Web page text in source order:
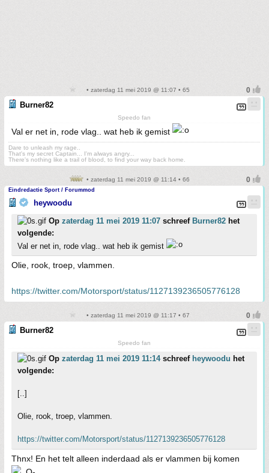
• zaterdag 11 mei 2019 @ 11:07 • 65
Burner82
Speedo fan
Val er net in, rode vlag.. wat heb ik gemist
Dare to unleash my rage..
That's my secret Captain... I'm always angry...
There's nothing like a trail of blood, to find your way back home.
• zaterdag 11 mei 2019 @ 11:14 • 66
Eindredactie Sport / Forummod
heywoodu
Op zaterdag 11 mei 2019 11:07 schreef Burner82 het
volgende:
Val er net in, rode vlag.. wat heb ik gemist
Olie, rook, troep, vlammen.
https://twitter.com/Motorsport/status/1127139236505776128
• zaterdag 11 mei 2019 @ 11:17 • 67
Burner82
Speedo fan
Op zaterdag 11 mei 2019 11:14schreef heywoodu het
volgende:
[..]
Olie, rook, troep, vlammen.
https://twitter.com/Motorsport/status/1127139236505776128
Thnx! En het telt alleen inderdaad als er vlammen bij komen